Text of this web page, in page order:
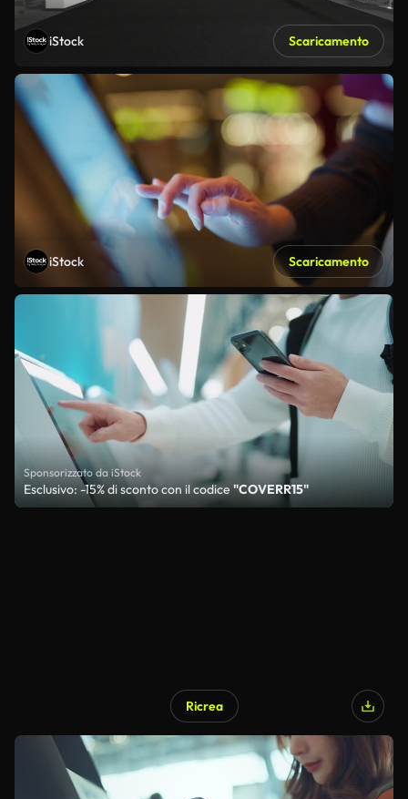
iStock Scaricamento
iStock Scaricamento
Sponsorizzato da iStock
Esclusivo: -15% di sconto con il codice "COVERR15"
Ricrea